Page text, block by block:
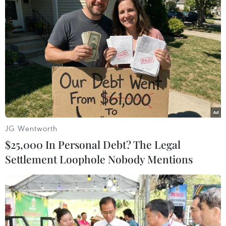
Giáo viên dọn dẹp vệ sinh trường Mầm non thị trấn Kiến Giang,
huyện Lệ Thủy (Quảng Bình). (Ảnh: Danh Lam/TTXVN)
JG Wentworth
$25,000 In Personal Debt? The Legal
Settlement Loophole Nobody Mentions